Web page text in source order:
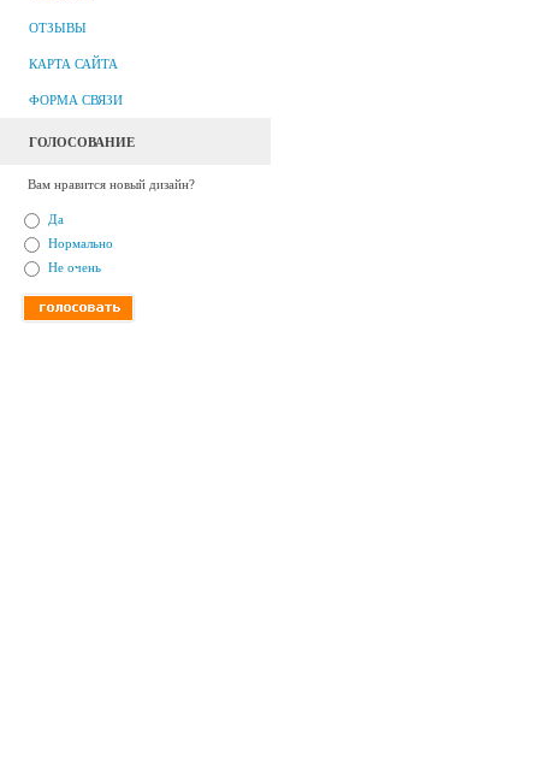
ОТЗЫВЫ
КАРТА САЙТА
ФОРМА СВЯЗИ
ГОЛОСОВАНИЕ
Вам нравится новый дизайн?
Да
Нормально
Не очень